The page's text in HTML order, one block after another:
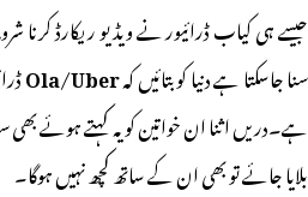
جیسے ہی کیاب ڈرائیور نے ویڈیو ریکارڈ کرنا
سنا جاسکتا ہے دنیا کو بتائیں کہOla/Uber
ہے۔دریں اثنا ان خواتین کو یہ کہتے ہوئے بھی
بلایا جائے تو بھی ان کے ساتھ کچھ نہیں ہوگا۔